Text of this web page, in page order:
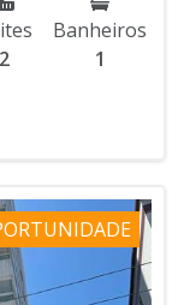
, academia
tranquilopara
2
Banheiros
1